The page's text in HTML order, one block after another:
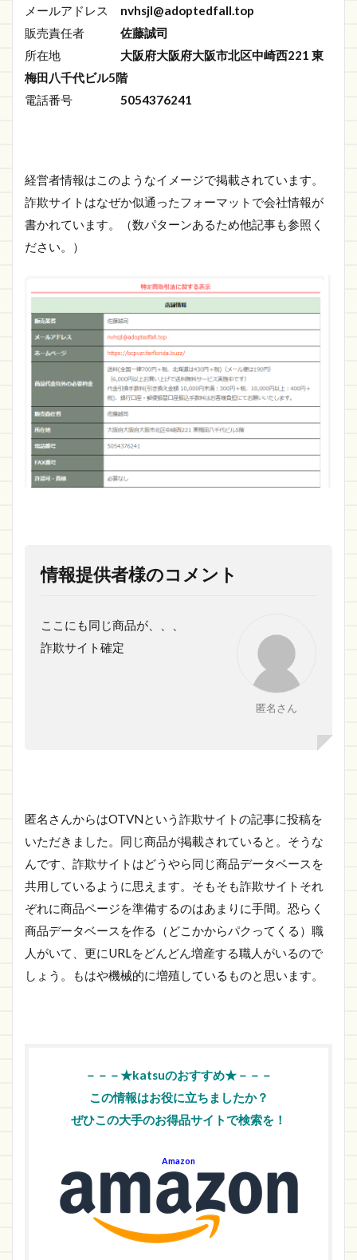
メールアドレス nvhsjl@adoptedfall.top
販売責任者 佐藤誠司
所在地 大阪府大阪府大阪市北区中崎西221 東
梅田八千代ビル5階
電話番号 5054376241
経営者情報はこのようなイメージで掲載されています。
詐欺サイトはなぜか似通ったフォーマットで会社情報が
書かれています。（数パターンあるため他記事も参照く
ださい。）
情報提供者様のコメント
匿名さん
ここにも同じ商品が、、、
詐欺サイト確定
匿名さんからはOTVNという詐欺サイトの記事に投稿を
いただきました。同じ商品が掲載されていると。そうな
んです、詐欺サイトはどうやら同じ商品データベースを
共用しているように思えます。そもそも詐欺サイトそれ
ぞれに商品ページを準備するのはあまりに手間。恐らく
商品データベースを作る（どこかからパクってくる）職
人がいて、更にURLをどんどん増産する職人がいるので
しょう。もはや機械的に増殖しているものと思います。
－－－★katsuのおすすめ★－－－
この情報はお役に立ちましたか？
ぜひこの大手のお得品サイトで検索を！
Amazon